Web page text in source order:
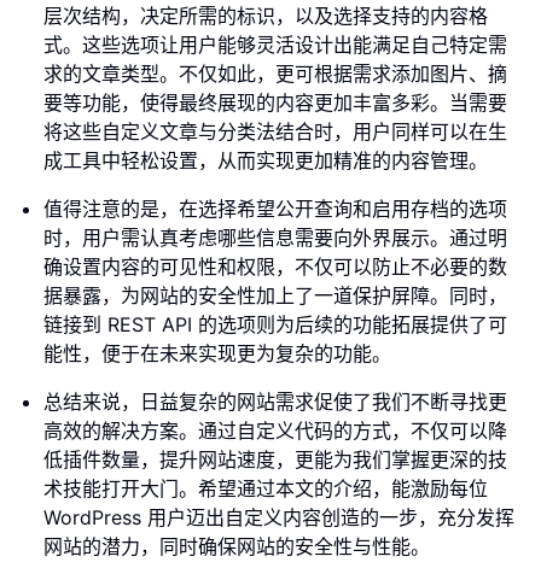
层次结构，决定所需的标识，以及选择支持的内容格
式。这些选项让用户能够灵活设计出能满足自己特定需
求的文章类型。不仅如此，更可根据需求添加图片、摘
要等功能，使得最终展现的内容更加丰富多彩。当需要
将这些自定义文章与分类法结合时，用户同样可以在生
成工具中轻松设置，从而实现更加精准的内容管理。
值得注意的是，在选择希望公开查询和启用存档的选项
时，用户需认真考虑哪些信息需要向外界展示。通过明
确设置内容的可见性和权限，不仅可以防止不必要的数
据暴露，为网站的安全性加上了一道保护屏障。同时，
链接到 REST API 的选项则为后续的功能拓展提供了可
能性，便于在未来实现更为复杂的功能。
总结来说，日益复杂的网站需求促使了我们不断寻找更
高效的解决方案。通过自定义代码的方式，不仅可以降
低插件数量，提升网站速度，更能为我们掌握更深的技
术技能打开大门。希望通过本文的介绍，能激励每位
WordPress 用户迈出自定义内容创造的一步，充分发挥
网站的潜力，同时确保网站的安全性与性能。